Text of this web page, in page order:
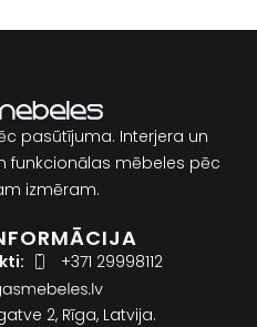
pasūtījuma. Interjera un
funkcionālas mēbeles pēc
izmēram.
+371 29998112
2, Rīga, Latvija.